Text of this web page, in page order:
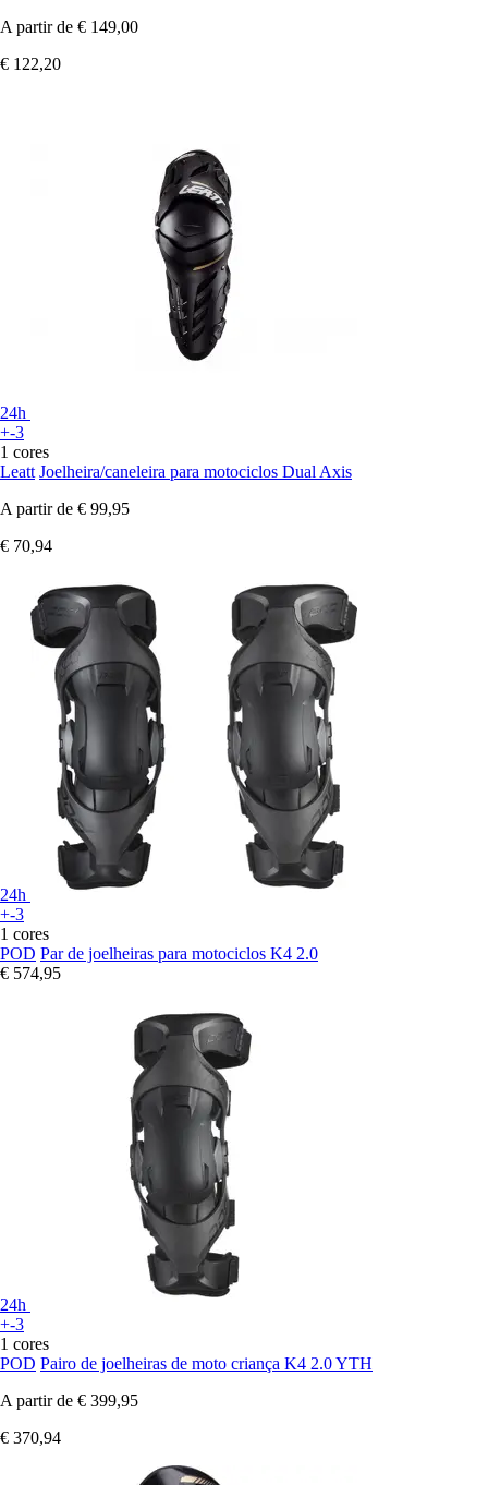
A partir de € 149,00
€ 122,20
24h
+-3
1 cores
Leatt Joelheira/caneleira para motociclos Dual Axis
A partir de € 99,95
€ 70,94
24h
+-3
1 cores
POD Par de joelheiras para motociclos K4 2.0
€ 574,95
24h
+-3
1 cores
POD Pairo de joelheiras de moto criança K4 2.0 YTH
A partir de € 399,95
€ 370,94